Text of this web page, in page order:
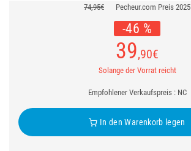
74,95€ Pecheur.com Preis 2025
-46 %
39,90€
Solange der Vorrat reicht
Empfohlener Verkaufspreis : NC
In den Warenkorb legen